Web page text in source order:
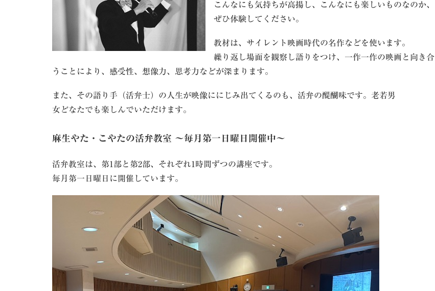
こんなにも気持ちが高揚し、こんなにも楽しいものなのか、
ぜひ体験してください。
教材は、サイレント映画時代の名作などを使います。
繰り返し場面を観察し語りをつけ、一作一作の映画と向き合
うことにより、感受性、想像力、思考力などが深まります。
また、その語り手（活弁士）の人生が映像ににじみ出てくるのも、活弁の醍醐味です。老若男
女どなたでも楽しんでいただけます。
麻生やた・こやたの活弁教室 ～毎月第一日曜日開催中～
活弁教室は、第1部と第2部、それぞれ1時間ずつの講座です。
毎月第一日曜日に開催しています。